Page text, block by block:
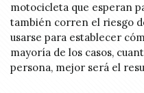
motocicleta que esperan
también corren el riesgo
usarse para establecer
mayoría de los casos,
persona, mejor será el